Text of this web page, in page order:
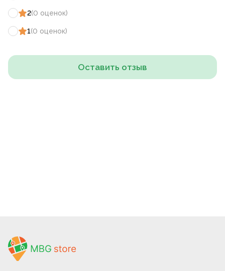
2(0 оценок)
1(0 оценок)
Оставить отзыв